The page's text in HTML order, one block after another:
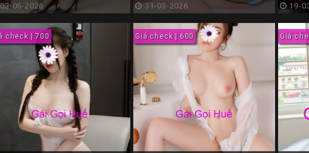
06-2026
31-03-2026
19-
check | 700 Giá check | 600 Giá